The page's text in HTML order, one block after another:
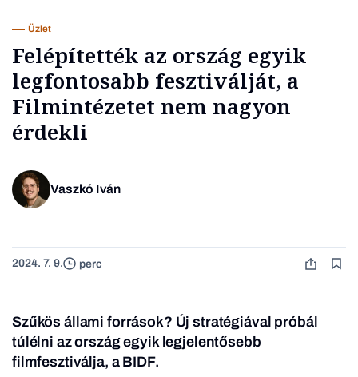
Üzlet
Felépítették az ország egyik
legfontosabb fesztiválját, a
Filmintézetet nem nagyon
érdekli
Vaszkó Iván
2024. 7. 9. perc
Szűkös állami források? Új stratégiával próbál
túlélni az ország egyik legjelentősebb
filmfesztiválja, a BIDF.